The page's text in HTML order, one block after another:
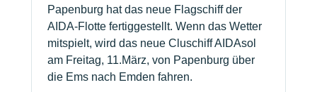
Papenburg hat das neue Flagschiff der
AIDA-Flotte fertiggestellt. Wenn das Wetter
mitspielt, wird das neue Cluschiff AIDAsol
am Freitag, 11.März, von Papenburg über
die Ems nach Emden fahren.